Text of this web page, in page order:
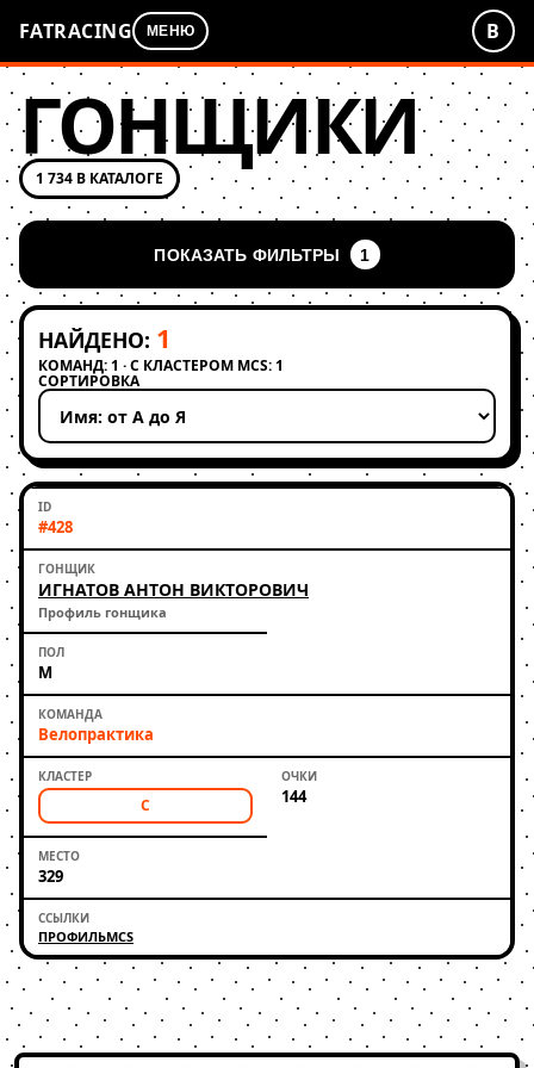
FATRACING МЕНЮ В
ГОНЩИКИ
1 734 В КАТАЛОГЕ
ПОКАЗАТЬ ФИЛЬТРЫ 1
НАЙДЕНО: 1
КОМАНД: 1 · С КЛАСТЕРОМ MCS: 1
СОРТИРОВКА
Применить сортировку
#428
ИГНАТОВ АНТОН ВИКТОРОВИЧ
Профиль гонщика
М
Велопрактика
C 144
329
ПРОФИЛЬMCS